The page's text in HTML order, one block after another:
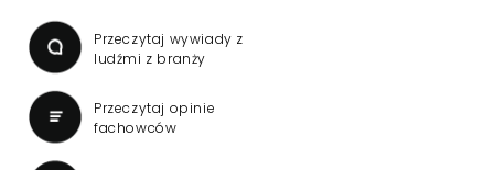
Przeczytaj wywiady z
ludźmi z branży
Przeczytaj opinie
fachowców